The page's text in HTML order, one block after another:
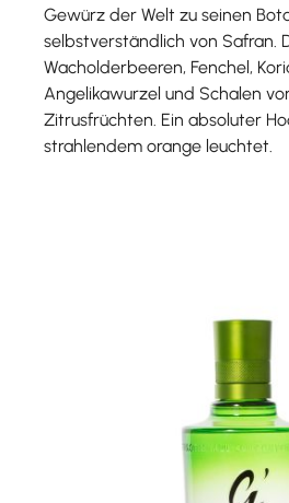
Gewürz der Welt zu seinen
selbstverständlich von Safran.
Wacholderbeeren, Fenchel,
Angelikawurzel und Schalen
Zitrusfrüchten. Ein absoluter
strahlendem orange leuchtet.